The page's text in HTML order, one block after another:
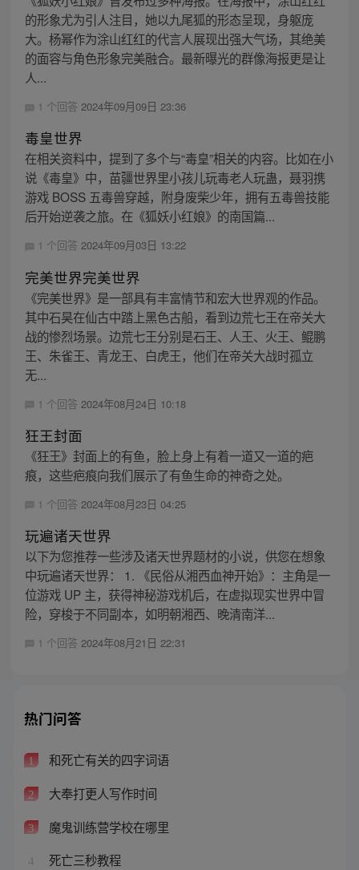
的形象尤为引人注目，她以九尾狐的形态呈现，身躯庞
大。杨幂作为涂山红红的代言人展现出强大气场，其绝美
的面容与角色形象完美融合。最新曝光的群像海报更是让
人...
1 个回答 2024年09月09日 23:36
毒皇世界
在相关资料中，提到了多个与“毒皇”相关的内容。比如在小
说《毒皇》中，苗疆世界里小孩儿玩毒老人玩蛊，聂羽携
游戏 BOSS 五毒兽穿越，附身废柴少年，拥有五毒兽技能
后开始逆袭之旅。在《狐妖小红娘》的南国篇...
1 个回答 2024年09月03日 13:22
完美世界完美世界
《完美世界》是一部具有丰富情节和宏大世界观的作品。
其中石昊在仙古中踏上黑色古船，看到边荒七王在帝关大
战的惨烈场景。边荒七王分别是石王、人王、火王、鲲鹏
王、朱雀王、青龙王、白虎王，他们在帝关大战时孤立
无...
1 个回答 2024年08月24日 10:18
狂王封面
《狂王》封面上的有鱼，脸上身上有着一道又一道的疤
痕，这些疤痕向我们展示了有鱼生命的神奇之处。
1 个回答 2024年08月23日 04:25
玩遍诸天世界
以下为您推荐一些涉及诸天世界题材的小说，供您在想象
中玩遍诸天世界： 1. 《民俗从湘西血神开始》：主角是一
位游戏 UP 主，获得神秘游戏机后，在虚拟现实世界中冒
险，穿梭于不同副本，如明朝湘西、晚清南洋...
1 个回答 2024年08月21日 22:31
热门问答
1 和死亡有关的四字词语
2 大奉打更人写作时间
3 魔鬼训练营学校在哪里
4 死亡三秒教程